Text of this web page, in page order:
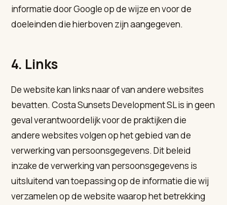
informatie door Google op de wijze en voor de
doeleinden die hierboven zijn aangegeven.
4. Links
De website kan links naar of van andere websites
bevatten. Costa Sunsets Development SL is in geen
geval verantwoordelijk voor de praktijken die
andere websites volgen op het gebied van de
verwerking van persoonsgegevens. Dit beleid
inzake de verwerking van persoonsgegevens is
uitsluitend van toepassing op de informatie die wij
verzamelen op de website waarop het betrekking